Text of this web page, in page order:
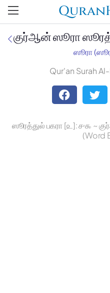
Jan Trust Foundation
Mufti Omar Sheriff Qasimi,
குர்ஆன் ஸூரா
ஸூரா
Qur'an Surah
ஸூரத்துல் பகரா [௨]: ௪௯ ~
(Word